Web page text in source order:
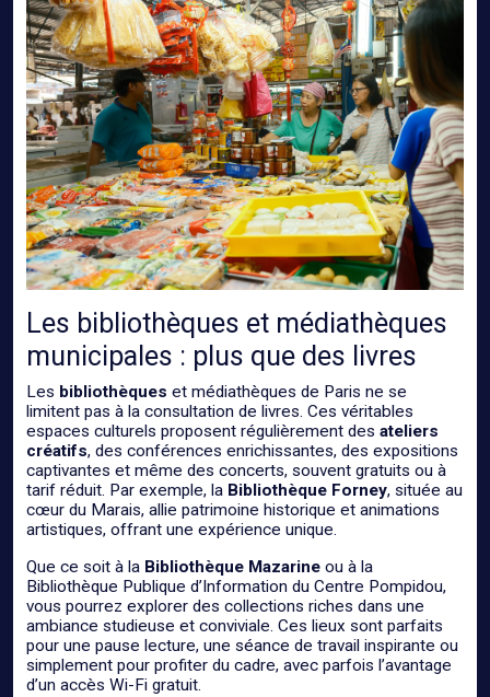
Les bibliothèques et médiathèques
municipales : plus que des livres
Les bibliothèques et médiathèques de Paris ne se
limitent pas à la consultation de livres. Ces véritables
espaces culturels proposent régulièrement des ateliers
créatifs, des conférences enrichissantes, des expositions
captivantes et même des concerts, souvent gratuits ou à
tarif réduit. Par exemple, la Bibliothèque Forney, située au
cœur du Marais, allie patrimoine historique et animations
artistiques, offrant une expérience unique.
Que ce soit à la Bibliothèque Mazarine ou à la
Bibliothèque Publique d’Information du Centre Pompidou,
vous pourrez explorer des collections riches dans une
ambiance studieuse et conviviale. Ces lieux sont parfaits
pour une pause lecture, une séance de travail inspirante ou
simplement pour profiter du cadre, avec parfois l’avantage
d’un accès Wi-Fi gratuit.